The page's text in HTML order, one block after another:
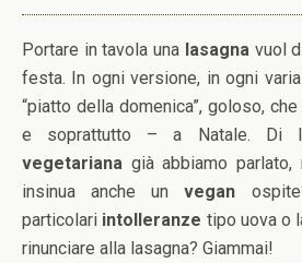
Portare in tavola una lasagnavuol
festa. In ogni versione, in ogni
“piatto della domenica”, goloso,
e soprattutto – a Natale. Di
vegetariana già abbiamo
insinua anche unvegan
particolari intolleranze tipo uova o
rinunciare alla lasagna? Giammai!